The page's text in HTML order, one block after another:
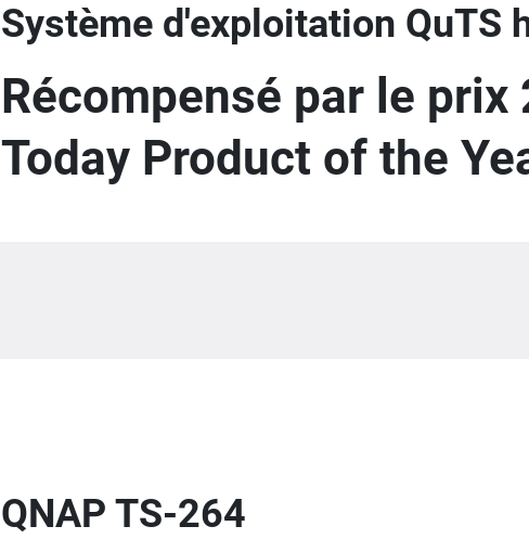
Système d'exploitation QuTS
Récompensé par le prix
Today Product of the
QNAP TS-264